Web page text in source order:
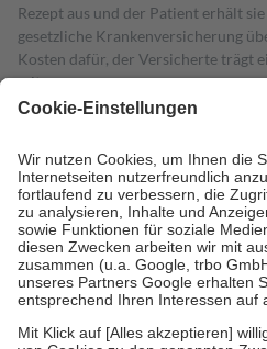
Rezept aus und der Patient erhält
gesetzliche Krankenversicherung
Kosten dafür, der Versicherte trägt
mit.
Grundsätzlich leisten Mitglieder
höchstens zehn Euro.
Es sind
Kosten der Leistung zu entrichten.
Diese Regeln gelten grundsätzlich
Bei Heilmitteln und häuslicher
Zuzahlung zehn Prozent der Kosten
Verordnung.
Um das Engagement der
stärken und die besondere Stellung
fallenkeine Zuzahlungenan bei: